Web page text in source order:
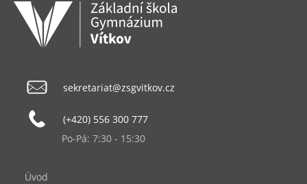
sekretariat@zsgvitkov.cz
(+420) 556 300 777
Po-Pá: 7:30 - 15:30
Úvod